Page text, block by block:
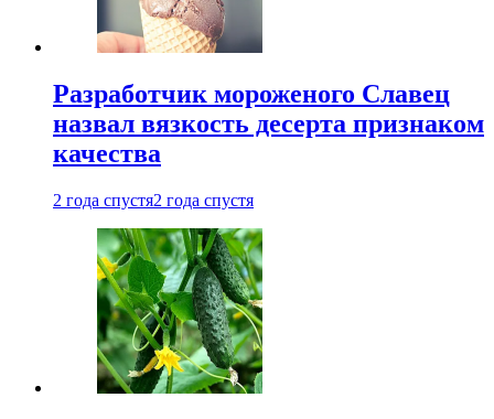
Разработчик мороженого Славец
назвал вязкость десерта признаком
качества
2 года спустя2 года спустя